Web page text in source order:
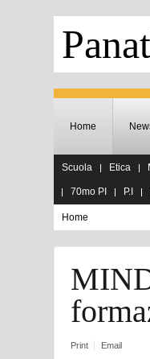
Home
Scuola Etica
70mo PI P.I
Home
Print Email